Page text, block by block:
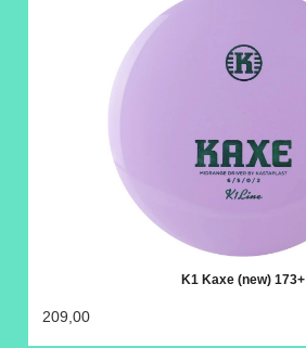
K1 Kaxe (new) 173+
209,00